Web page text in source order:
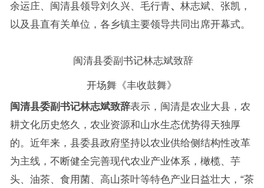
余运庄、闽清县领导刘久兴、毛行青、 林志斌、张凯，
以及县直有关单位，各乡镇主要领导共同出席开幕式。
闽清县委副书记林志斌致辞
开场舞《丰收鼓舞》
闽清县委副书记林志斌致辞表示，闽清是农业大县，农
耕文化历史悠久，农业资源和山水生态优势得天独厚
的。近年来，县委县政府坚持以农业供给侧结构性改革
为主线，不断健全完善现代农业产业体系，橄榄、芋
头、油茶、食用菌、高山茶叶等特色产业日益壮大，“茶